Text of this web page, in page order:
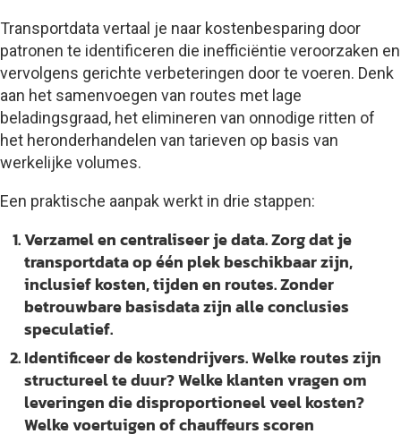
Transportdata vertaal je naar kostenbesparing door
patronen te identificeren die inefficiëntie veroorzaken en
vervolgens gerichte verbeteringen door te voeren. Denk
aan het samenvoegen van routes met lage
beladingsgraad, het elimineren van onnodige ritten of
het heronderhandelen van tarieven op basis van
werkelijke volumes.
Een praktische aanpak werkt in drie stappen:
Verzamel en centraliseer je data.Zorg dat je
transportdata op één plek beschikbaar zijn,
inclusief kosten, tijden en routes. Zonder
betrouwbare basisdata zijn alle conclusies
speculatief.
Identificeer de kostendrijvers.Welke routes zijn
structureel te duur? Welke klanten vragen om
leveringen die disproportioneel veel kosten?
Welke voertuigen of chauffeurs scoren